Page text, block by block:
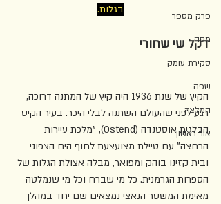
פרק מספר
מסה
סקירת עומק
שפה
המלצה
אור ראשון
בגלות.
דקל שי שחורי
הקיץ של שנת 1936 היה קיץ של המתנה דרוכה,
רגע לפני שהעולם השתנה לבלי היכר. בעיר הקיט
הבלגית אוסטנדה (Ostend), "מלכת עיירות
הרחצה" עם טיילת מצועצעת לחוף הים הצפוני
ובית קזינו בוהק ומפואר, מבלה אצולת הגלות של
הספרות הגרמנית. כל מי שברח וכל מי שנמלטה
מאימת המשטר הנאצי נמצאים שם יחד במהלך